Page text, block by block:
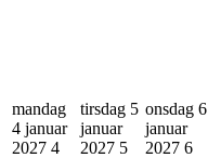
mandag
4 januar
2027 4
tirsdag 5
januar
2027 5
onsdag 6
januar
2027 6